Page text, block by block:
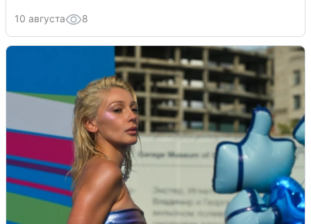
10 августа 8